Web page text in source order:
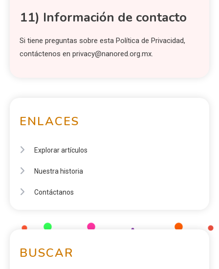
11) Información de contacto
Si tiene preguntas sobre esta Política de Privacidad,
contáctenos enprivacy@nanored.org.mx.
ENLACES
Explorar artículos
Nuestra historia
Contáctanos
BUSCAR